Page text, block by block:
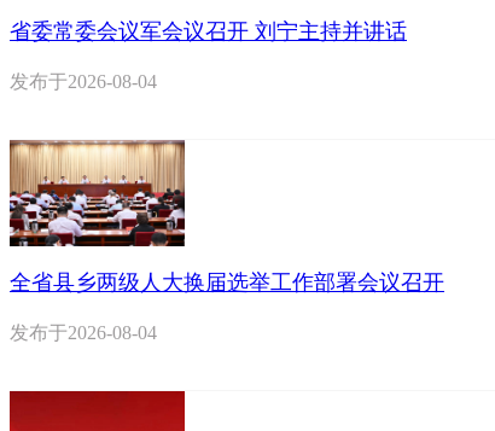
省委常委会议军会议召开 刘宁主持并讲话
发布于2026-08-04
全省县乡两级人大换届选举工作部署会议召开
发布于2026-08-04